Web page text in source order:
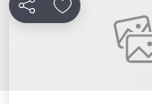
PartagerAjouter à